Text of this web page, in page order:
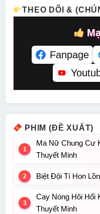
THEO DÕI &
Fanpage
PHIM (ĐỀ XUẤT)
Ma Nữ Chung Cư
Thuyết Minh
Biệt Đội Tí Hon
Cay Nóng Hôi Hổi
Thuyết Minh